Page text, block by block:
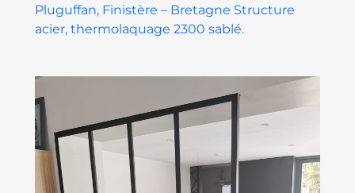
Pluguffan, Finistère – Bretagne Structure
acier, thermolaquage 2300 sablé.